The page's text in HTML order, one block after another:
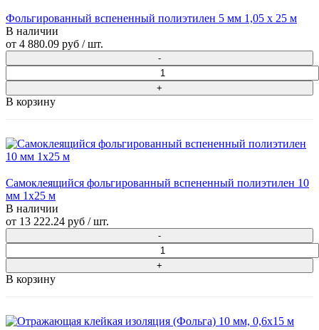
Фольгированный вспененный полиэтилен 5 мм 1,05 х 25 м
В наличии
от 4 880.09 руб / шт.
В корзину
Самоклеящийся фольгированный вспененный полиэтилен 10
мм 1x25 м
В наличии
от 13 222.24 руб / шт.
В корзину